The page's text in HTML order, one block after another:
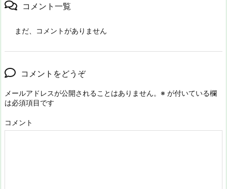
コメント一覧
まだ、コメントがありません
コメントをどうぞ
メールアドレスが公開されることはありません。 ※ が付いている欄
は必須項目です
コメント